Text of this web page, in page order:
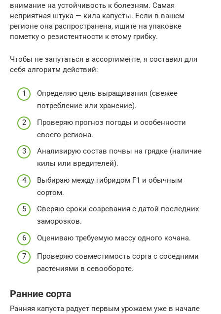
внимание на устойчивость к болезням. Самая
неприятная штука — кила капусты. Если в вашем
регионе она распространена, ищите на упаковке
пометку о резистентности к этому грибку.
Чтобы не запутаться в ассортименте, я составил для
себя алгоритм действий:
Определяю цель выращивания (свежее
потребление или хранение).
Проверяю прогноз погоды и особенности
своего региона.
Анализирую состав почвы на грядке (наличие
килы или вредителей).
Выбираю между гибридом F1 и обычным
сортом.
Сверяю сроки созревания с датой последних
заморозков.
Оцениваю требуемую массу одного кочана.
Проверяю совместимость сорта с соседними
растениями в севообороте.
Ранние сорта
Ранняя капуста радует первым урожаем уже в начале